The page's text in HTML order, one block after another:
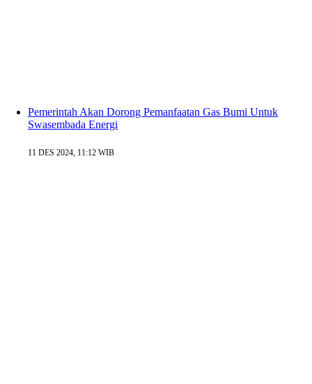
Pemerintah Akan Dorong Pemanfaatan Gas Bumi Untuk
Swasembada Energi
11 DES 2024, 11:12 WIB